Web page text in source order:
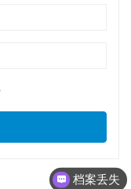
档案丢失